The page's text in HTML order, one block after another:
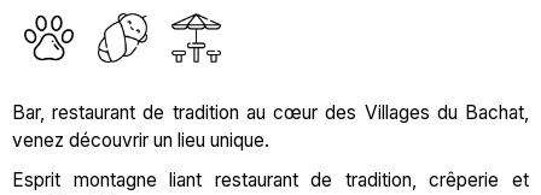
Bar, restaurant de tradition au cœur des Villages du Bachat,
venez découvrir un lieu unique.
Esprit montagne liant restaurant de tradition, crêperie et